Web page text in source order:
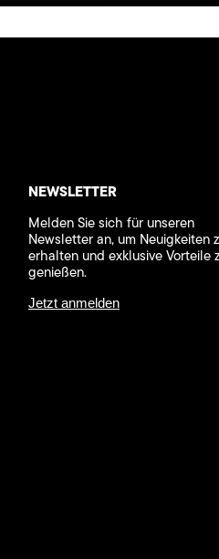
NEWSLETTER
Melden Sie sich für unseren
Newsletter an, um Neuigkeiten
erhalten und exklusive Vorteile
genießen.
Jetzt anmelden